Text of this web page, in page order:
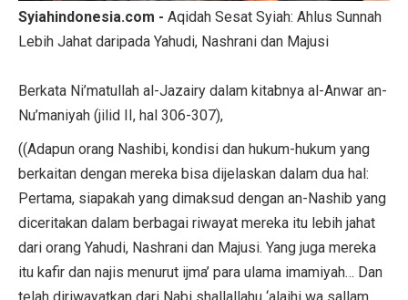
Syiahindonesia.com - Aqidah Sesat Syiah: Ahlus Sunnah
Lebih Jahat daripada Yahudi, Nashrani dan Majusi
Berkata Ni’matullah al-Jazairy dalam kitabnya al-Anwar an-
Nu’maniyah (jilid II, hal 306-307),
((Adapun orang Nashibi, kondisi dan hukum-hukum yang
berkaitan dengan mereka bisa dijelaskan dalam dua hal:
Pertama, siapakah yang dimaksud dengan an-Nashib yang
diceritakan dalam berbagai riwayat mereka itu lebih jahat
dari orang Yahudi, Nashrani dan Majusi. Yang juga mereka
itu kafir dan najis menurut ijma’ para ulama imamiyah… Dan
telah diriwayatkan dari Nabi shallallahu ‘alaihi wa sallam